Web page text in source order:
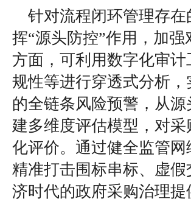
针对流程闭环管理存
挥“源头防控”作用，加
方面，可利用数字化审
规性等进行穿透式分析
的全链条风险预警，从
建多维度评估模型，对
化评价。通过健全监管
精准打击围标串标、虚
济时代的政府采购治理